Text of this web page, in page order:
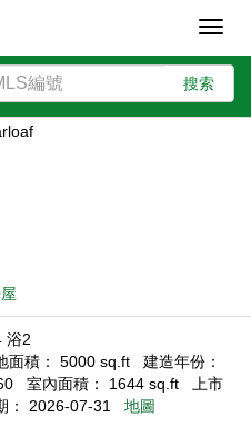
搜索
浴2
面積： 5000 sq.ft
建造年份：
室內面積： 1644 sq.ft
上市
： 2026-07-31
地圖